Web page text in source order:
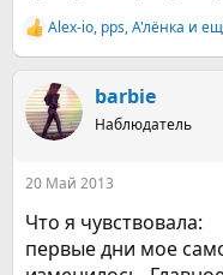
Р
е
к
ц
и
Alex-io, pps,А'лёнка и
barbie
Наблюдатель
20 Май 2013
Что я чувствовала:
первые дни мое